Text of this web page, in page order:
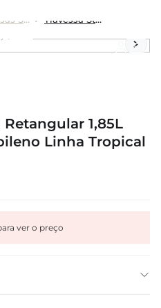
Travessas Stillo Travessa Stillo Rasa Retangular 1,85L Branca em Polipropileno Linha Tropical VEM
Retangular 1,85L
Linha Tropical